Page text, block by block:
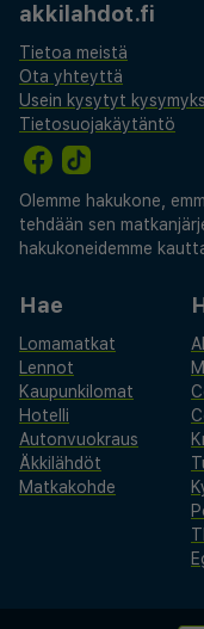
akkilahdot.fi
Tietoa meistä
Ota yhteyttä
Usein kysytyt
Tietosuojakäytäntö
Olemme hakukone,
tehdään sen
hakukoneidemme
Hae
Lomamatkat
Lennot
Kaupunkilomat
Hotelli
Autonvuokraus
Äkkilähdöt
Matkakohde